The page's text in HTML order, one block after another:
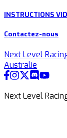
INSTRUCTIONS
Contactez-nous
Next Level
Australie
Next Level